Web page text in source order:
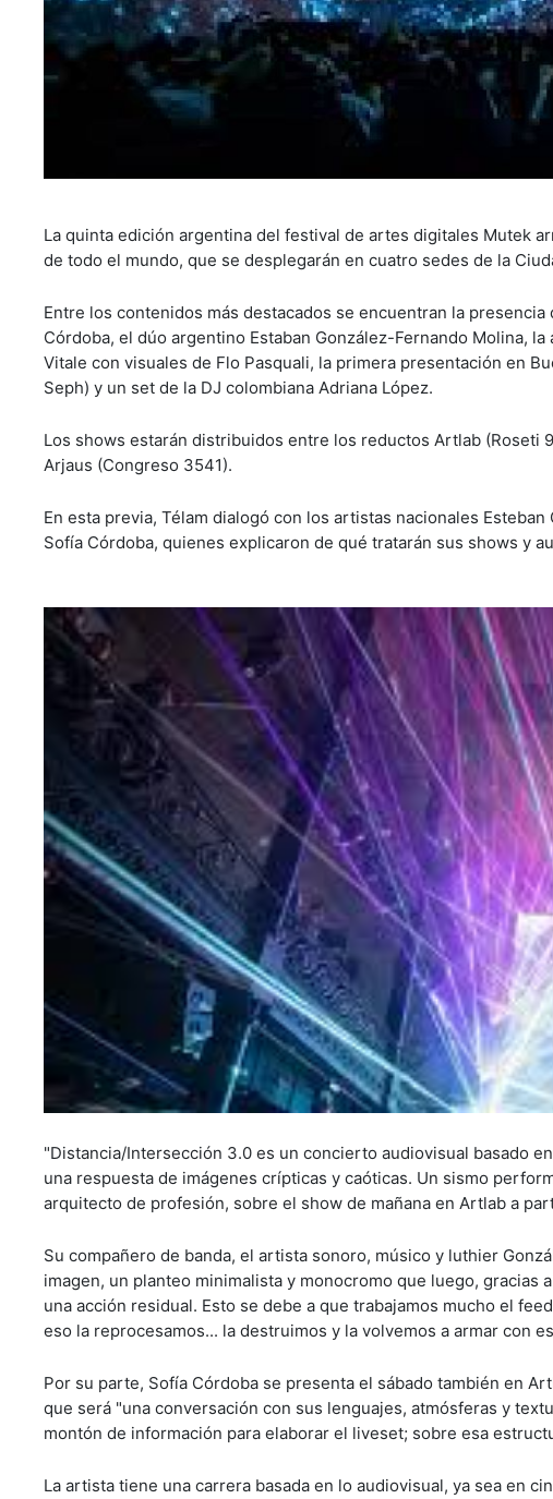
La quinta edición argentina del festival de artes digitales Mutek
de todo el mundo, que se desplegarán en cuatro sedes de la
Entre los contenidos más destacados se encuentran la
Córdoba, el dúo argentino Estaban González-Fernando Molina,
Vitale con visuales de Flo Pasquali, la primera presentación en
Seph) y un set de la DJ colombiana Adriana López.
Los shows estarán distribuidos entre los reductos Artlab (Roseti
Arjaus (Congreso 3541).
En esta previa, Télam dialogó con los artistas nacionales
Sofía Córdoba, quienes explicaron de qué tratarán sus shows y
"Distancia/Intersección 3.0 es un concierto audiovisual basado
una respuesta de imágenes crípticas y caóticas. Un sismo
arquitecto de profesión, sobre el show de mañana en Artlab a
Su compañero de banda, el artista sonoro, músico y luthier
imagen, un planteo minimalista y monocromo que luego,
una acción residual. Esto se debe a que trabajamos mucho el
eso la reprocesamos... la destruimos y la volvemos a armar con
Por su parte, Sofía Córdoba se presenta el sábado también en
que será "una conversación con sus lenguajes, atmósferas y
montón de información para elaborar el liveset; sobre esa
La artista tiene una carrera basada en lo audiovisual, ya sea en